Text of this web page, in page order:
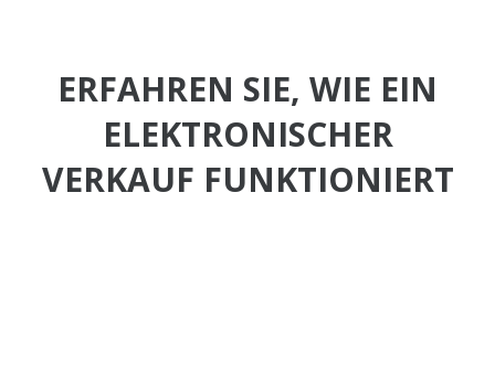
ERFAHREN SIE, WIE EIN
ELEKTRONISCHER
VERKAUF FUNKTIONIERT